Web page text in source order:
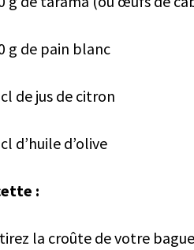
g de pain blanc
de jus de citron
d’huile d’olive
:
la croûte de votre